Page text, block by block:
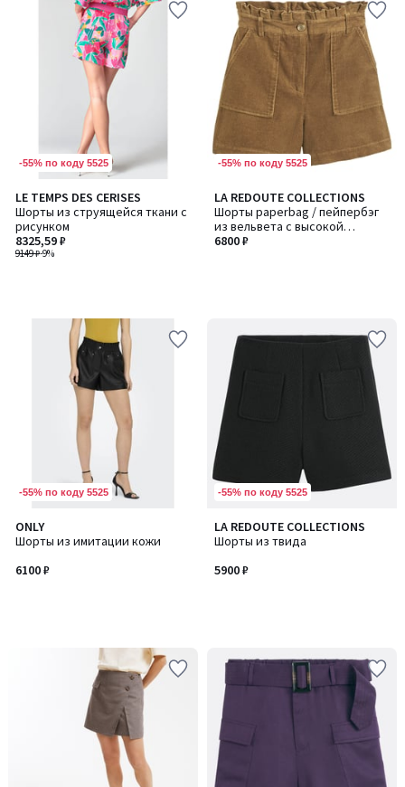
-55% по коду 5525
LE TEMPS DES CERISES
Шорты из струящейся ткани с
рисунком
9149 ₽-9%
8325,59 ₽
-55% по коду 5525
LA REDOUTE COLLECTIONS
Шорты paperbag / пейпербэг
из вельвета с высокой
посадкой
6800 ₽
-55% по коду 5525
ONLY
Шорты из имитации кожи
6100 ₽
-55% по коду 5525
LA REDOUTE COLLECTIONS
Шорты из твида
5900 ₽